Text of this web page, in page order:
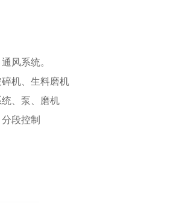
风系统。
机、生料磨机
、泵、磨机
段控制